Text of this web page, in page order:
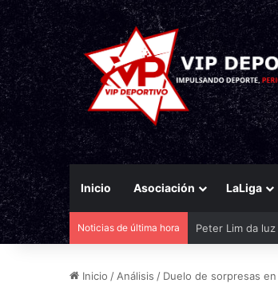
Inicio Asociación LaLiga
Noticias de última hora El Eldense mira
Inicio / Análisis / Duelo de sorpresas